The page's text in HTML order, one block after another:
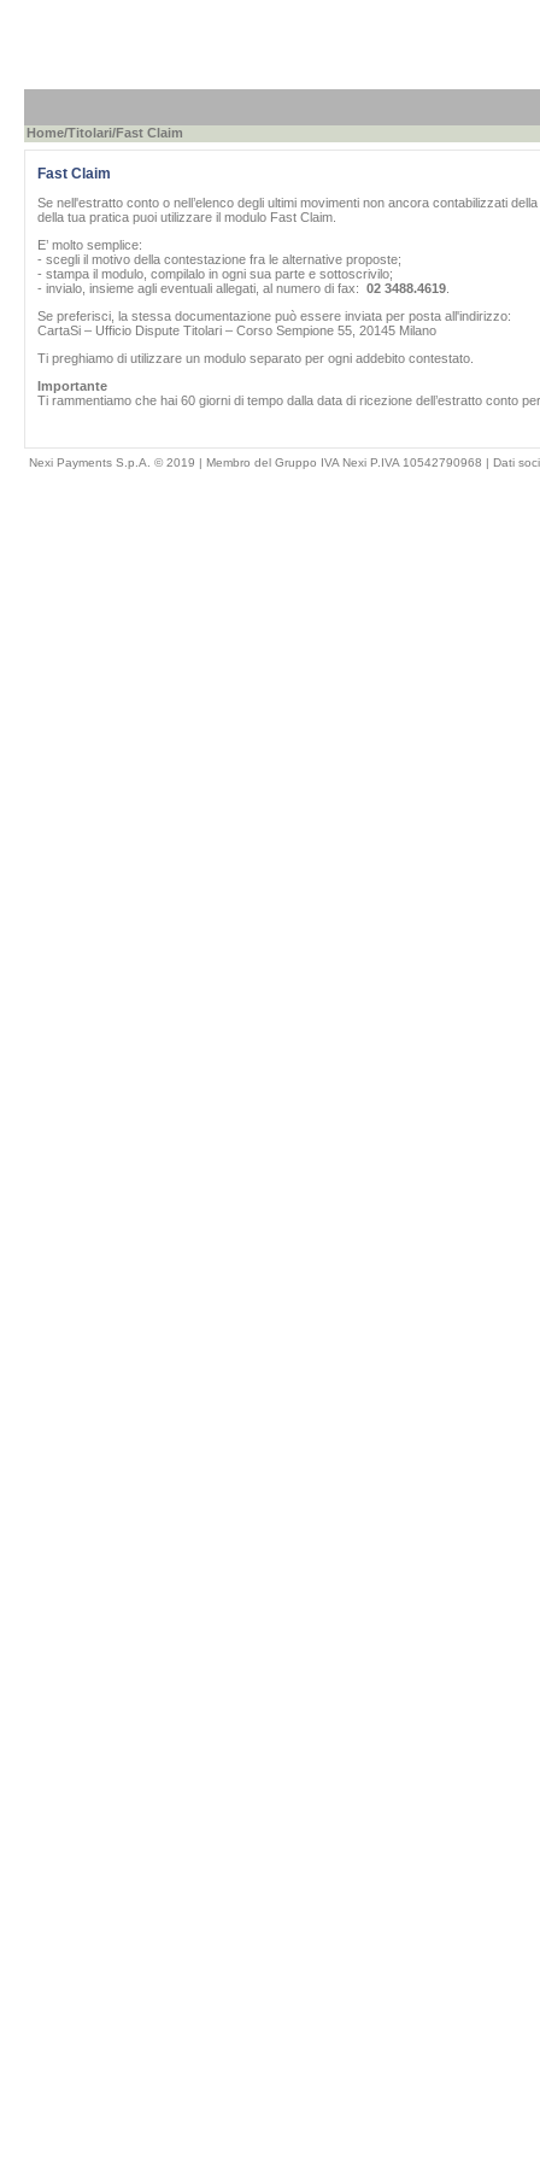
Home/Titolari/Fast Claim
Fast Claim
Se nell'estratto conto o nell’elenco degli ultimi movimenti non ancora contabilizzati
della tua pratica puoi utilizzare il modulo Fast Claim.
E’ molto semplice:
- scegli il motivo della contestazione fra le alternative proposte;
- stampa il modulo, compilalo in ogni sua parte e sottoscrivilo;
- invialo, insieme agli eventuali allegati, al numero di fax: 02 3488.4619.
Se preferisci, la stessa documentazione può essere inviata per posta all'indirizzo:
CartaSi – Ufficio Dispute Titolari – Corso Sempione 55, 20145 Milano
Ti preghiamo di utilizzare un modulo separato per ogni addebito contestato.
Importante
Ti rammentiamo che hai 60 giorni di tempo dalla data di ricezione dell’estratto conto
Nexi Payments S.p.A. © 2019 | Membro del Gruppo IVA Nexi P.IVA 10542790968 | Dati